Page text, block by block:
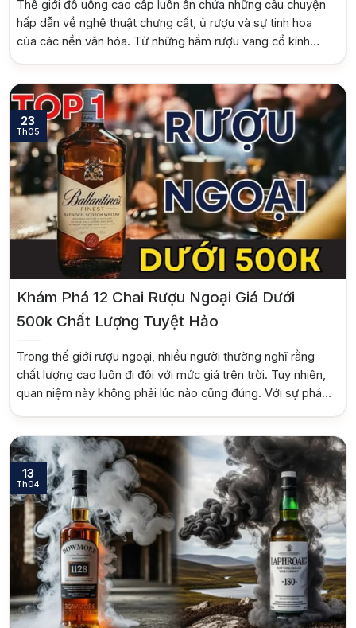
Thế giới đồ uống cao cấp luôn ẩn chứa những câu chuyện
hấp dẫn về nghệ thuật chưng cất, ủ rượu và sự tinh hoa
của các nền văn hóa. Từ những hầm rượu vang cổ kính
đến các nhà máy chưng cất hiện đại, mỗi chai rượu ngoại
23
Th05
Khám Phá 12 Chai Rượu Ngoại Giá Dưới
500k Chất Lượng Tuyệt Hảo
Trong thế giới rượu ngoại, nhiều người thường nghĩ rằng
chất lượng cao luôn đi đôi với mức giá trên trời. Tuy nhiên,
quan niệm này không phải lúc nào cũng đúng. Với sự phát
13
Th04